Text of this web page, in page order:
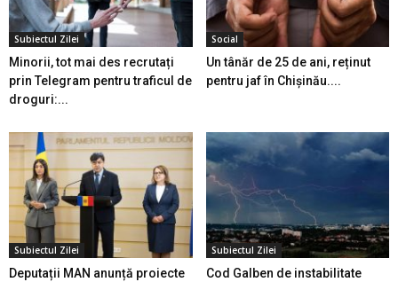
Subiectul Zilei
Minorii, tot mai des recrutați
prin Telegram pentru traficul de
droguri:...
Social
Un tânăr de 25 de ani, reținut
pentru jaf în Chișinău....
Subiectul Zilei
Deputații MAN anunță proiecte
Subiectul Zilei
Cod Galben de instabilitate